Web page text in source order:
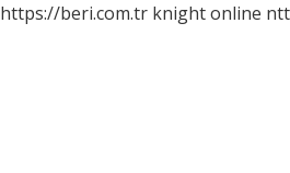
https://beri.com.tr knight online